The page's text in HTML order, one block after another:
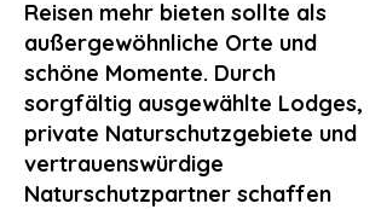
Reisen mehr bieten sollte als
außergewöhnliche Orte und
schöne Momente. Durch
sorgfältig ausgewählte Lodges,
private Naturschutzgebiete und
vertrauenswürdige
Naturschutzpartner schaffen